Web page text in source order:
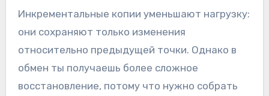
Инкрементальные копии уменьшают нагрузку:
они сохраняют только изменения
относительно предыдущей точки. Однако в
обмен ты получаешь более сложное
восстановление, потому что нужно собрать